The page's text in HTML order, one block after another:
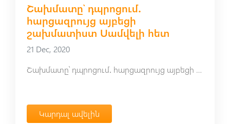
Շախմատը՝ դպրոցում․
հարցազրույց այբեցի
շախմատիստ Սամվելի հետ
21 Dec, 2020
Շախմատը՝ դպրոցում․ հարցազրույց այբեցի Սամվելի հետ մտքի մարզաձևի մասին
Կարդալ ավելին